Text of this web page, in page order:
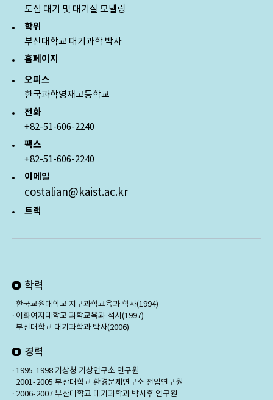
도심 대기 및 대기질 모델링
학위
부산대학교 대기과학 박사
홈페이지
오피스
한국과학영재고등학교
전화
+82-51-606-2240
팩스
+82-51-606-2240
이메일
costalian@kaist.ac.kr
트랙
학력
∙ 한국교원대학교 지구과학교육과 학사(1994)
∙ 이화여자대학교 과학교육과 석사(1997)
∙ 부산대학교 대기과학과 박사(2006)
경력
∙ 1995-1998 기상청 기상연구소 연구원
∙ 2001-2005 부산대학교 환경문제연구소 전임연구원
∙ 2006-2007 부산대학교 대기과학과 박사후 연구원